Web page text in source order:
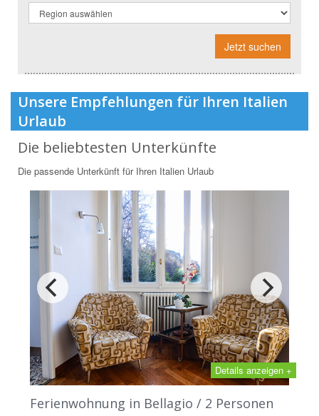
Jetzt suchen
Unsere Empfehlungen für Ihren Italien
Urlaub
Die beliebtesten Unterkünfte
Die passende Unterkünft für Ihren Italien Urlaub
Details anzeigen +
Ferienwohnung in Bellagio / 2 Personen